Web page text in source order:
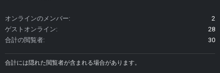
オンラインのメンバー
2
ゲストオンライン
28
合計の閲覧者
30
合計には隠れた閲覧者が含まれる場合があります。